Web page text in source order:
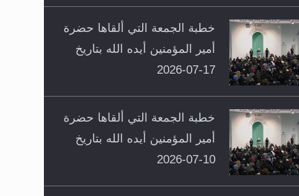
خطبة الجمعة التي ألقاها حضرة
أمير المؤمنين أيده الله بتاريخ
17-07-2026
خطبة الجمعة التي ألقاها حضرة
أمير المؤمنين أيده الله بتاريخ
10-07-2026